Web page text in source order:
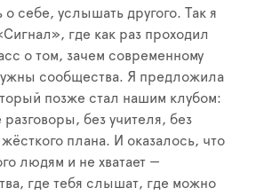
о себе, услышать другого. Так я
где как раз проходил
о том, зачем современному
сообщества. Я предложила
позже стал нашим клубом:
без учителя, без
плана. И оказалось, что
людям и не хватает —
где тебя слышат, где можно